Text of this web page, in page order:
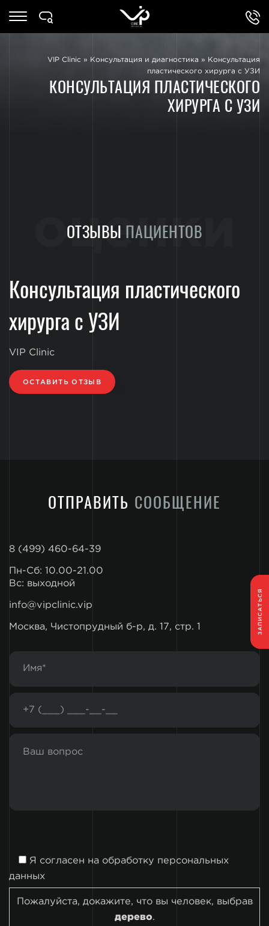
ЗАПИСАТЬСЯ
VIP Clinic » Консультация и диагностика »
Консультация
пластического хирурга с УЗИ
КОНСУЛЬТАЦИЯ ПЛАСТИЧЕСКОГО
ХИРУРГА С УЗИ
ОТЗЫВЫ ПАЦИЕНТОВ
оценки
Консультация пластического
хирурга с УЗИ
VIP Clinic
ОСТАВИТЬ ОТЗЫВ
ОТПРАВИТЬ СООБЩЕНИЕ
8 (499) 460-64-39
Пн-Сб: 10.00-21.00
Вс: выходной
info@vipclinic.vip
Москва, Чистопрудный б-р, д. 17, стр. 1
Я согласен на обработку персональных
данных
Пожалуйста, докажите, что вы человек, выбрав
дерево.